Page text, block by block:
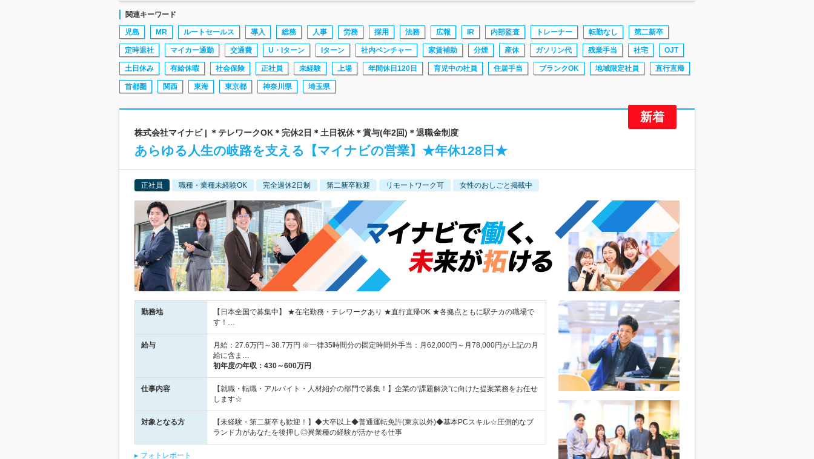
関連キーワード
児島 MR ルートセールス 導入 総務 人事 労務 採用 法務 広報 IR 内部監査 トレーナー 転勤なし 第二新卒
定時退社 マイカー通勤 交通費 U・Iターン Iターン 社内ベンチャー 家賃補助 分煙 産休 ガソリン代 残業手当 社宅 OJT
土日休み 有給休暇 社会保険 正社員 未経験 上場 年間休日120日 育児中の社員 住居手当 ブランクOK 地域限定社員 直行直帰
首都圏 関西 東海 東京都 神奈川県 埼玉県
株式会社マイナビ | ＊テレワークOK＊完休2日＊土日祝休＊賞与(年2回)＊退職金制度
あらゆる人生の岐路を支える【マイナビの営業】★年休128日★
正社員 職種・業種未経験OK 完全週休2日制 第二新卒歓迎 リモートワーク可 女性のおしごと掲載中
勤務地
【日本全国で募集中】 ★在宅勤務・テレワークあり ★直行直帰OK ★各拠点ともに駅チカの職場で
す！…
給与
月給：27.6万円～38.7万円 ※一律35時間分の固定時間外手当：月62,000円～月78,000円が上記の月
給に含ま…
初年度の年収： 430～600万円
仕事内容
【就職・転職・アルバイト・人材紹介の部門で募集！】企業の“課題解決”に向けた提案業務をお任せ
します☆
対象となる方
【未経験・第二新卒も歓迎！】◆大卒以上◆普通運転免許(東京以外)◆基本PCスキル☆圧倒的なブ
ランド力があなたを後押し◎異業種の経験が活かせる仕事
フォトレポート